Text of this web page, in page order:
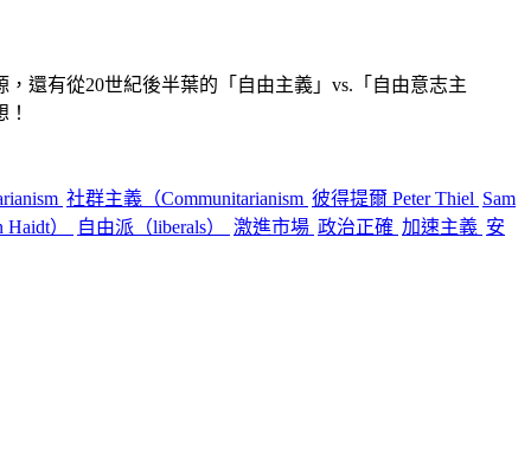
，還有從20世紀後半葉的「自由主義」 vs. 「自由意志主
社群主義（Communitarianism 彼得提爾 Peter Thiel Sam
Haidt）
自由派（liberals） 激進市場 政治正確 加速主義 安